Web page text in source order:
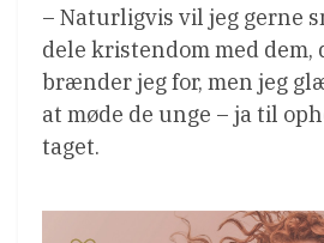
– Naturligvis vil jeg gerne
dele kristendom med dem,
brænder jeg for, men jeg
at møde de unge – ja til
taget.